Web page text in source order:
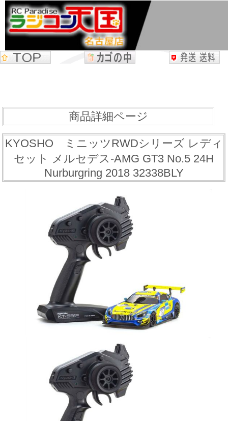
商品詳細ページ
KYOSHO ミニッツRWDシリーズ レディ
セット メルセデス-AMG GT3 No.5 24H
Nurburgring 2018 32338BLY